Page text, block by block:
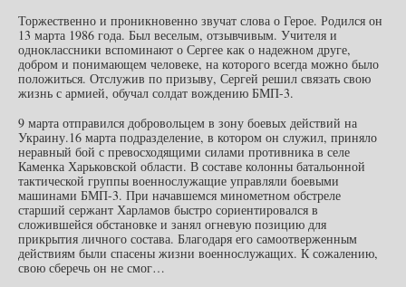
Торжественно и проникновенно звучат слова о Герое. Родился он
13 марта 1986 года. Был веселым, отзывчивым. Учителя и
одноклассники вспоминают о Сергее как о надежном друге,
добром и понимающем человеке, на которого всегда можно было
положиться. Отслужив по призыву, Сергей решил связать свою
жизнь с армией, обучал солдат вождению БМП-3.
9 марта отправился добровольцем в зону боевых действий на
Украину.16 марта подразделение, в котором он служил, приняло
неравный бой с превосходящими силами противника в селе
Каменка Харьковской области. В составе колонны батальонной
тактической группы военнослужащие управляли боевыми
машинами БМП-3. При начавшемся минометном обстреле
старший сержант Харламов быстро сориентировался в
сложившейся обстановке и занял огневую позицию для
прикрытия личного состава. Благодаря его самоотверженным
действиям были спасены жизни военнослужащих. К сожалению,
свою сберечь он не смог…